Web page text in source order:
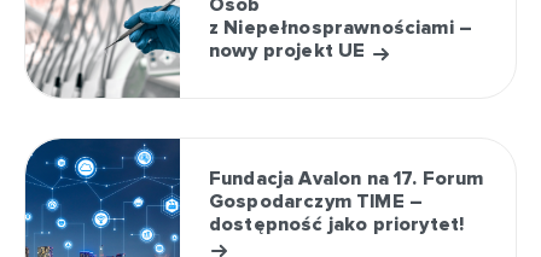
Osób
z Niepełnosprawnościami –
nowy projekt UE
Fundacja Avalon na 17. Forum
Gospodarczym TIME –
dostępność jako priorytet!